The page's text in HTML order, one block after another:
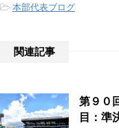
-本部代表ブログ
関連記事
第９０
目：準